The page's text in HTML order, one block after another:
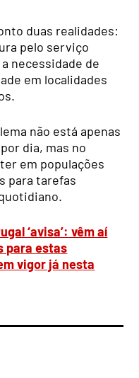
duas realidades:
pelo serviço
necessidade de
em localidades
não está apenas
dia, mas no
em populações
para tarefas
‘avisa’: vêm aí
para estas
vigor já nesta